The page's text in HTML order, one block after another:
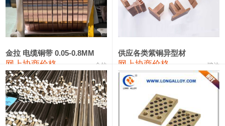
无氧铜丝(硬) 109,350—109,650 109,500
R410A专用紫铜管 113,340—113,340
铸造铝合金锭(A380） 26,200—26,400 26,300 100
铝合金ADC12 24,100—24,300 100
铸造铝合金锭(ZL102) 24,100—24,300 24,200
金拉 电缆铜带 0.05-0.8MM
网上协商价格 金拉
供应各类紫铜异型材
网上协商价格 骏达